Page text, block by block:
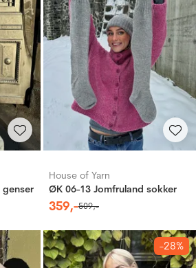
House of Yarn
ØK 06-13 Jomfruland sokker
359,-509,-
-28%